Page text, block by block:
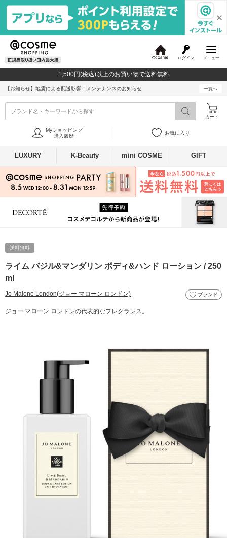
メニュー
ログイン
c
o
1,500円(税込)以上のお買い物で送料無料
【お知らせ】 地震による配送影響 メンテナンスのお知らせ 一覧へ
ブランド名・キーワードから探す
カート
Myショッピング
購入履歴
お気に入り
LUXURY K-Beauty mini COSME GIFT
送料無料
ライム バジル&マンダリン ボディ&ハンド ローション / 250
ml
Jo Malone London(ジョー マローン ロンドン) ブランド
ジョー マローン ロンドンの代表的なフレグランス。